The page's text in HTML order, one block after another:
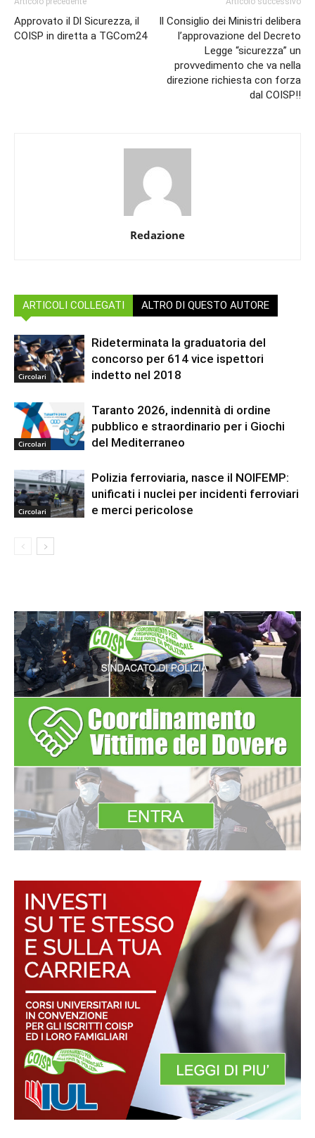
Approvato il Dl Sicurezza, il
COISP in diretta a TGCom24
Il Consiglio dei Ministri delibera
l’approvazione del Decreto
Legge “sicurezza” un
provvedimento che va nella
direzione richiesta con forza
dal COISP!!
Redazione
ARTICOLI COLLEGATI ALTRO DI QUESTO AUTORE
Circolari
Rideterminata la graduatoria del
concorso per 614 vice ispettori
indetto nel 2018
Circolari
Taranto 2026, indennità di ordine
pubblico e straordinario per i Giochi
del Mediterraneo
Circolari
Polizia ferroviaria, nasce il NOIFEMP:
unificati i nuclei per incidenti ferroviari
e merci pericolose